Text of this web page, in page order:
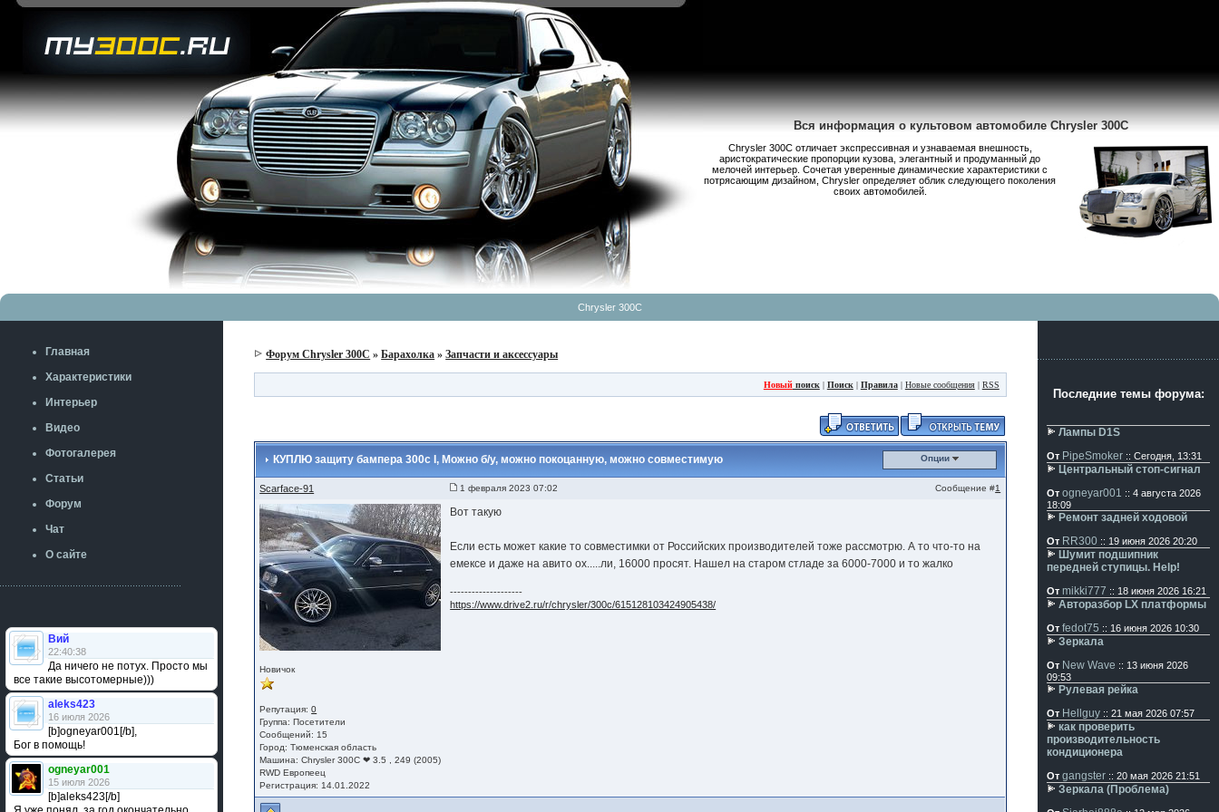
Вся информация о культовом автомобиле Chrysler 300C
Chrysler 300С отличает экспрессивная и узнаваемая внешность,
аристократические пропорции кузова, элегантный и продуманный до
мелочей интерьер. Сочетая уверенные динамические характеристики с
потрясающим дизайном, Chrysler определяет облик следующего поколения
своих автомобилей.
Chrysler 300C
Главная
Характеристики
Интерьер
Видео
Фотогалерея
Статьи
Форум
Чат
О сайте
Вий
22:40:38
Да ничего не потух. Просто мы
все такие высотомерные)))
aleks423
16 июля 2026
[b]ogneyar001[/b],
Бог в помощь!
ogneyar001
15 июля 2026
[b]aleks423[/b]
Форум Chrysler 300C »Барахолка »Запчасти и аксессуары
Новыйпоиск| Поиск| Правила| Новые сообщения| RSS
КУПЛЮ защиту бампера 300с I, Можно б/у, можно покоцанную, можно совместимую Опции
Scarface-91 1 февраля 2023 07:02 Сообщение #1
Новичок
Репутация:0
Группа:Посетители
Сообщений: 15
Город: Тюменская область
Машина: Chrysler 300C ❤ 3.5 , 249 (2005)
RWD Европеец
Регистрация: 14.01.2022
Вот такую
Если есть может какие то совместимки от Российских производителей тоже рассмотрю. А то что-то на
емексе и даже на авито ох.....ли, 16000 просят. Нашел на старом стладе за 6000-7000 и то жалко
--------------------
https://www.drive2.ru/r/chrysler/300c/615128103424905438/
Последние темы форума:
Лампы D1S
От PipeSmoker :: Сегодня, 13:31
Центральный стоп-сигнал
От ogneyar001 :: 4 августа 2026
18:09
Ремонт задней ходовой
От RR300 :: 19 июня 2026 20:20
Шумит подшипник
передней ступицы. Help!
От mikki777 :: 18 июня 2026 16:21
Авторазбор LX платформы
От fedot75 :: 16 июня 2026 10:30
Зеркала
От New Wave :: 13 июня 2026
09:53
Рулевая рейка
От Hellguy :: 21 мая 2026 07:57
как проверить
производительность
кондиционера
От gangster :: 20 мая 2026 21:51
Зеркала (Проблема)